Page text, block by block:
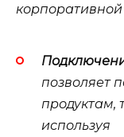
корпоративной
позволяет
продуктам,
используя